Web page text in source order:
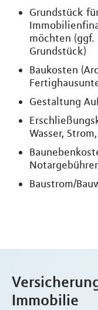
Grundstück
möchten (ggf.
Grundstück)
Baukosten
Gestaltung
Wasser,
Baustrom/
Immobilie